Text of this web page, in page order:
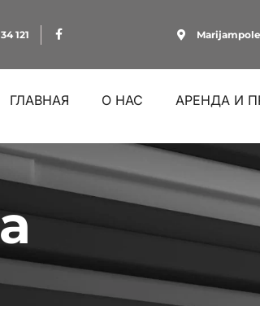
121
ГЛАВНАЯ О НАС АРЕНДА И